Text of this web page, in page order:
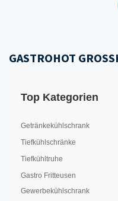
GASTROHOT
Top Kategorien
Getränkekühlschrank
Tiefkühlschränke
Tiefkühltruhe
Gastro Fritteusen
Gewerbekühlschrank